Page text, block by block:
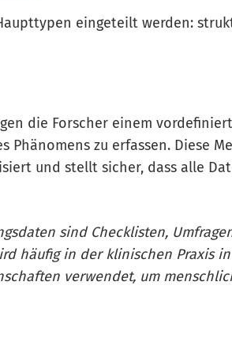
eingeteilt werden:
die Forscher einem
Phänomens zu erfassen. Diese
und stellt sicher, dass alle
sind Checklisten,
häufig in der klinischen Praxis
verwendet, um